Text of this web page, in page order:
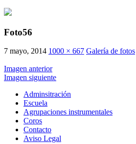
Foto56
7 mayo, 2014 1000 × 667 Galería de fotos
Imagen anterior
Imagen siguiente
Adminsitración
Escuela
Agrupaciones instrumentales
Coros
Contacto
Aviso Legal